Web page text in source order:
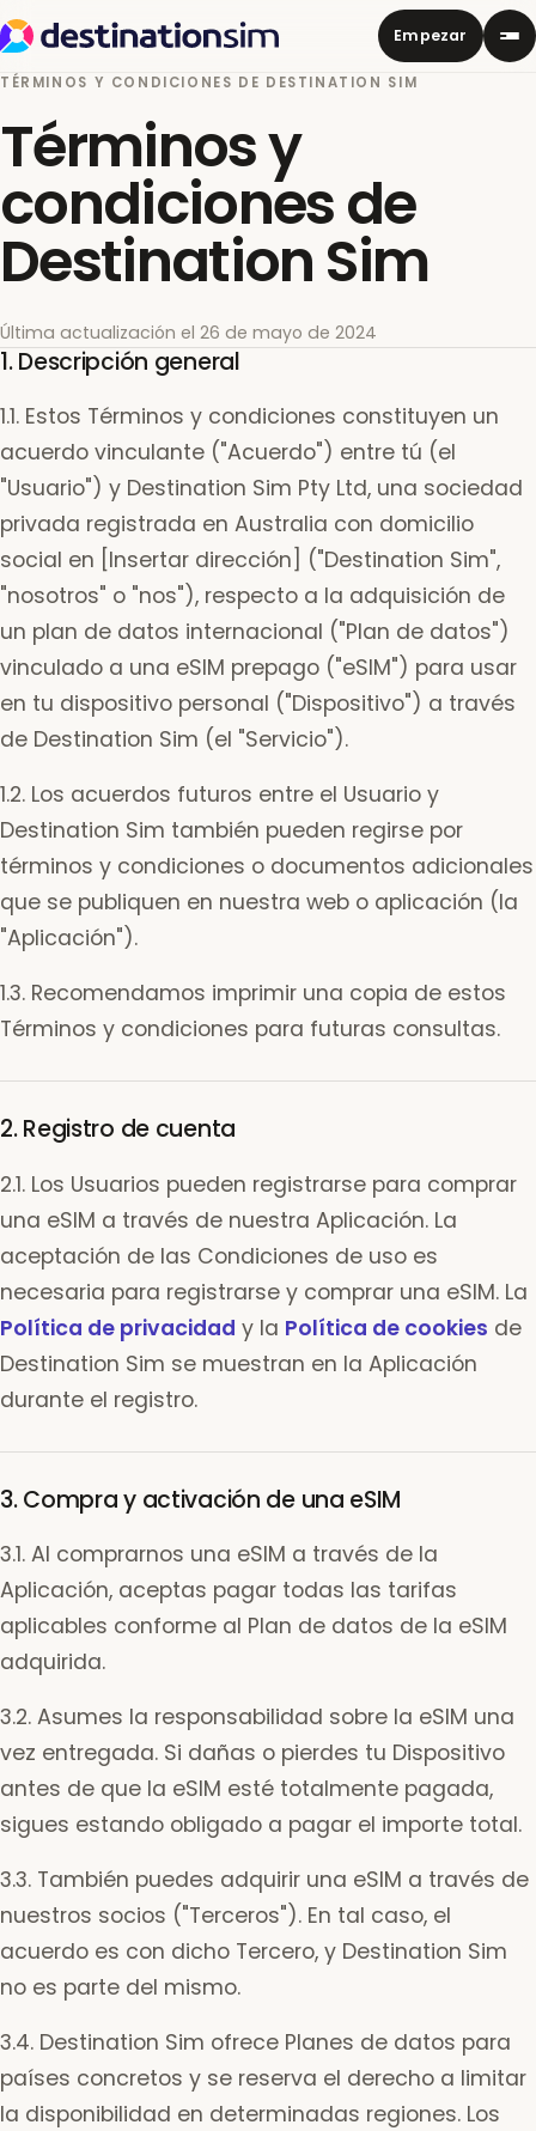
Empezar
TÉRMINOS Y CONDICIONES DE DESTINATION SIM
Términos y
condiciones de
Destination Sim
Última actualización el 26 de mayo de 2024
1. Descripción general
1.1. Estos Términos y condiciones constituyen un
acuerdo vinculante ("Acuerdo") entre tú (el
"Usuario") y Destination Sim Pty Ltd, una sociedad
privada registrada en Australia con domicilio
social en [Insertar dirección] ("Destination Sim",
"nosotros" o "nos"), respecto a la adquisición de
un plan de datos internacional ("Plan de datos")
vinculado a una eSIM prepago ("eSIM") para usar
en tu dispositivo personal ("Dispositivo") a través
de Destination Sim (el "Servicio").
1.2. Los acuerdos futuros entre el Usuario y
Destination Sim también pueden regirse por
términos y condiciones o documentos adicionales
que se publiquen en nuestra web o aplicación (la
"Aplicación").
1.3. Recomendamos imprimir una copia de estos
Términos y condiciones para futuras consultas.
2. Registro de cuenta
2.1. Los Usuarios pueden registrarse para comprar
una eSIM a través de nuestra Aplicación. La
aceptación de las Condiciones de uso es
necesaria para registrarse y comprar una eSIM. La
Política de privacidad y la Política de cookies de
Destination Sim se muestran en la Aplicación
durante el registro.
3. Compra y activación de una eSIM
3.1. Al comprarnos una eSIM a través de la
Aplicación, aceptas pagar todas las tarifas
aplicables conforme al Plan de datos de la eSIM
adquirida.
3.2. Asumes la responsabilidad sobre la eSIM una
vez entregada. Si dañas o pierdes tu Dispositivo
antes de que la eSIM esté totalmente pagada,
sigues estando obligado a pagar el importe total.
3.3. También puedes adquirir una eSIM a través de
nuestros socios ("Terceros"). En tal caso, el
acuerdo es con dicho Tercero, y Destination Sim
no es parte del mismo.
3.4. Destination Sim ofrece Planes de datos para
países concretos y se reserva el derecho a limitar
la disponibilidad en determinadas regiones. Los